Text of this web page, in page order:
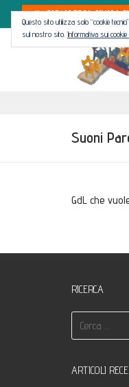
Vai
al
BIBLIOTECA CIVICA
Suoni
GdL che
RICERCA
Cerca:
ARTICOLI
Questo sito utilizza solo “cookie
sul nostro sito. Informativa sui